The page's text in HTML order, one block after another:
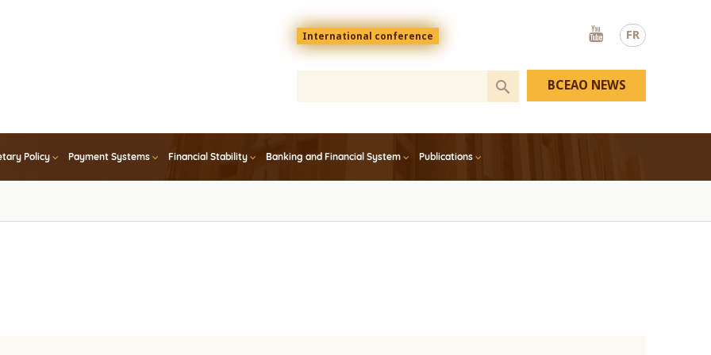
FR
Menu
top
En
International conference
Youtube
Policy Payment Systems Financial Stability Banking and Financial System Publications
BCEAO NEWS